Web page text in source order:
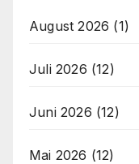
August 2026 (1)
Juli 2026 (12)
Juni 2026 (12)
Mai 2026 (12)